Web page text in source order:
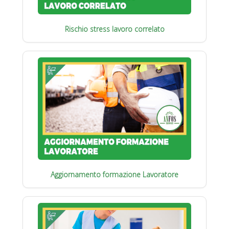
Rischio stress lavoro correlato
Aggiornamento formazione Lavoratore